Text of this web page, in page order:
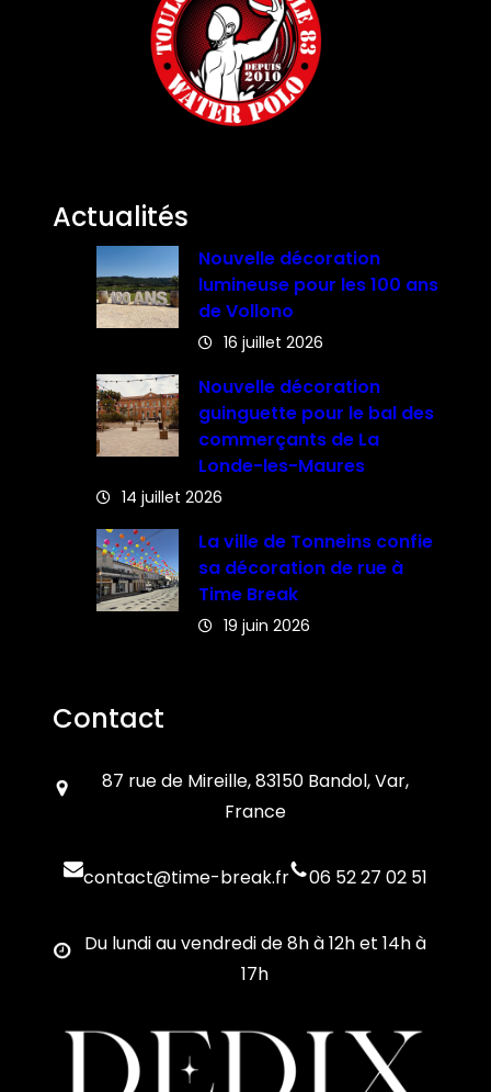
Actualités
Nouvelle décoration
lumineuse pour les 100 ans
de Vollono
16 juillet 2026
Nouvelle décoration
guinguette pour le bal des
commerçants de La
Londe-les-Maures
14 juillet 2026
La ville de Tonneins confie
sa décoration de rue à
Time Break
19 juin 2026
Contact
87 rue de Mireille, 83150 Bandol, Var,
France
contact@time-break.fr 06 52 27 02 51
Du lundi au vendredi de 8h à 12h et 14h à
17h